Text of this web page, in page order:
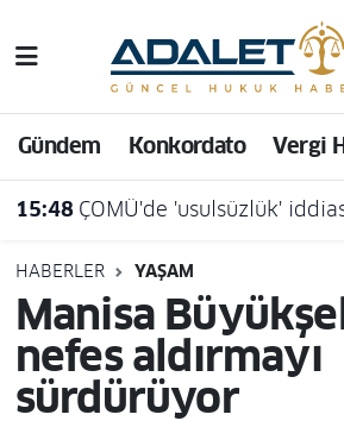
Gündem Konkordato Vergi
15:48 ÇOMÜ'de 'usulsüzlük' iddiası: İdari
HABERLER YAŞAM
Manisa
nefes aldırmayı
sürdürüyor
Hava Durumu
Trafik Durumu
Süper Lig Puan Durumu ve
Tüm Manşetler
Son Dakika Haberleri
Haber Arşivi